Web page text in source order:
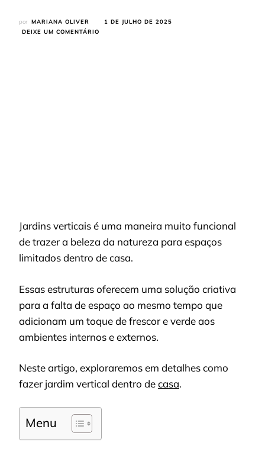
por MARIANA OLIVER
1 DE JULHO DE 2025
DEIXE UM COMENTÁRIO
Jardins verticais é uma maneira muito funcional
de trazer a beleza da natureza para espaços
limitados dentro de casa.
Essas estruturas oferecem uma solução criativa
para a falta de espaço ao mesmo tempo que
adicionam um toque de frescor e verde aos
ambientes internos e externos.
Neste artigo, exploraremos em detalhes como
fazer jardim vertical dentro decasa.
Menu